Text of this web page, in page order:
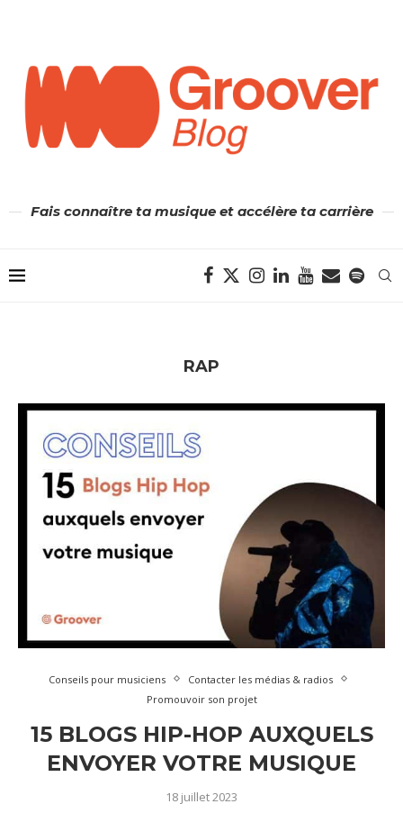
Fais connaître ta musique et accélère ta carrière
RAP
Conseils pour musiciens
Contacter les médias & radios
Promouvoir son projet
15 BLOGS HIP-HOP AUXQUELS
ENVOYER VOTRE MUSIQUE
18 juillet 2023